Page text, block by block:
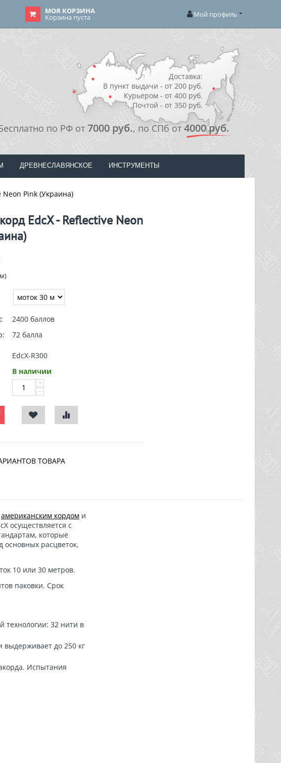
МОЯ КОРЗИНА
Корзина пуста Мой профиль
Доставка:
В пункт выдачи - от 200 руб.
Курьером - от 400 руб.
Почтой - от 350 руб.
по РФ от 7000 руб., по СПб от4000 руб.
ДРЕВНЕСЛАВЯНСКОЕ ИНСТРУМЕНТЫ
Neon Pink (Украина)
EdcX - Reflective Neon
2400 баллов
72 балла
EdcX-R300
В наличии
+
−
ТОВАРА
американским кордоми
осуществляется с
которые
основных расцветок,
10 или 30 метров.
паковки. Срок
технологии: 32 нити в
выдерживает до 250 кг
Испытания